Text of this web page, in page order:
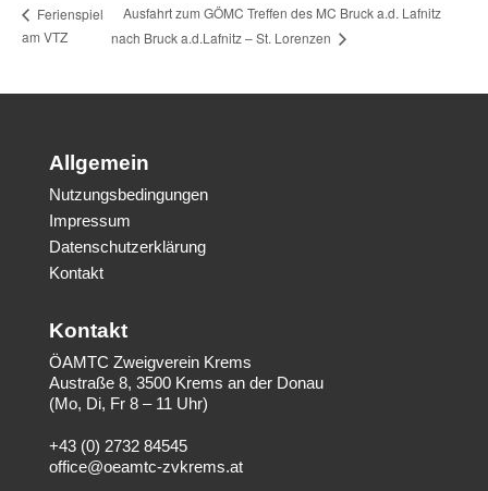
Ferienspiel
am VTZ
Ausfahrt zum GÖMC Treffen des MC Bruck a.d. Lafnitz
nach Bruck a.d.Lafnitz – St. Lorenzen
Allgemein
Nutzungsbedingungen
Impressum
Datenschutzerklärung
Kontakt
Kontakt
ÖAMTC Zweigverein Krems
Austraße 8, 3500 Krems an der Donau
(Mo, Di, Fr 8 – 11 Uhr)
+43 (0) 2732 84545
office@oeamtc-zvkrems.at